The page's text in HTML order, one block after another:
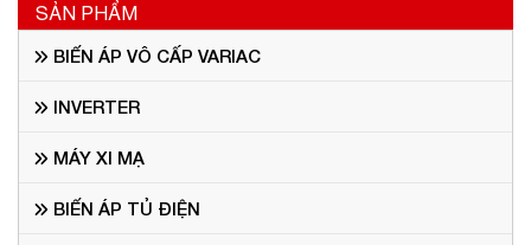
SẢN PHẨM
BIẾN ÁP VÔ CẤP VARIAC
INVERTER
MÁY XI MẠ
BIẾN ÁP TỦ ĐIỆN